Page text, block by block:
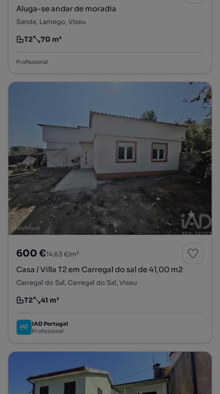
Aluga-se andar de moradia
Sande, Lamego, Viseu
Tipologia
T2
Preço por metro quadrado
70 m²
Profissional
600 €14,63 €/m²
Casa / Villa T2 em Carregal do sal de 41,00 m2
Carregal do Sal, Carregal do Sal, Viseu
Tipologia
T2
Preço por metro quadrado
41 m²
IAD Portugal
Profissional